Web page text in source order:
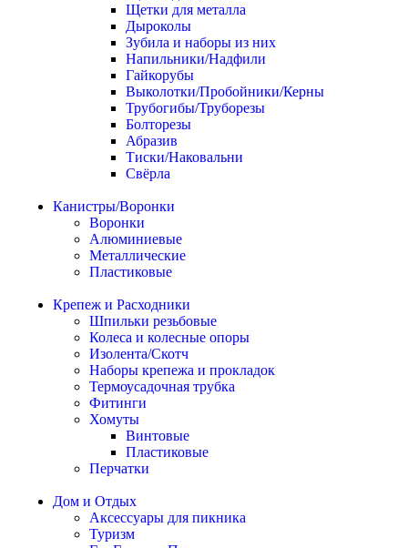
Щетки для металла
Дыроколы
Зубила и наборы из них
Напильники/Надфили
Гайкорубы
Выколотки/Пробойники/Керны
Трубогибы/Труборезы
Болторезы
Абразив
Тиски/Наковальни
Свёрла
Канистры/Воронки
Воронки
Алюминиевые
Металлические
Пластиковые
Крепеж и Расходники
Шпильки резьбовые
Колеса и колесные опоры
Изолента/Скотч
Наборы крепежа и прокладок
Термоусадочная трубка
Фитинги
Хомуты
Винтовые
Пластиковые
Перчатки
Дом и Отдых
Аксессуары для пикника
Туризм